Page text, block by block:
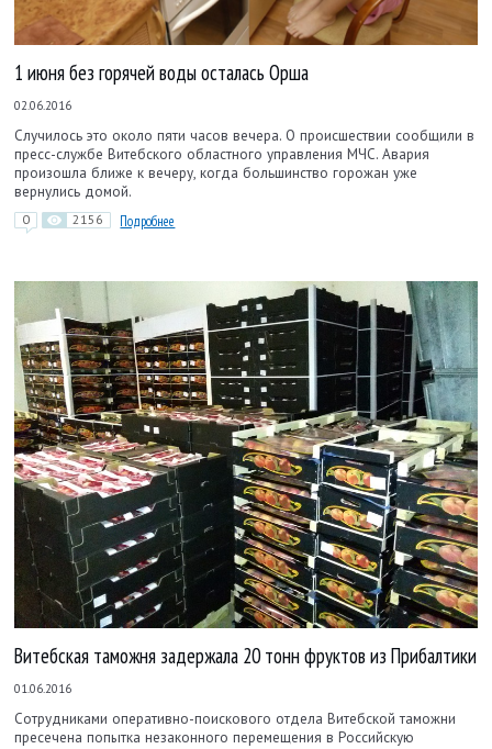
1 июня без горячей воды осталась Орша
02.06.2016
Случилось это около пяти часов вечера. О происшествии сообщили в
пресс-службе Витебского областного управления МЧС. Авария
произошла ближе к вечеру, когда большинство горожан уже
вернулись домой.
0 2156 Подробнее
Витебская таможня задержала 20 тонн фруктов из Прибалтики
01.06.2016
Сотрудниками оперативно-поискового отдела Витебской таможни
пресечена попытка незаконного перемещения в Российскую